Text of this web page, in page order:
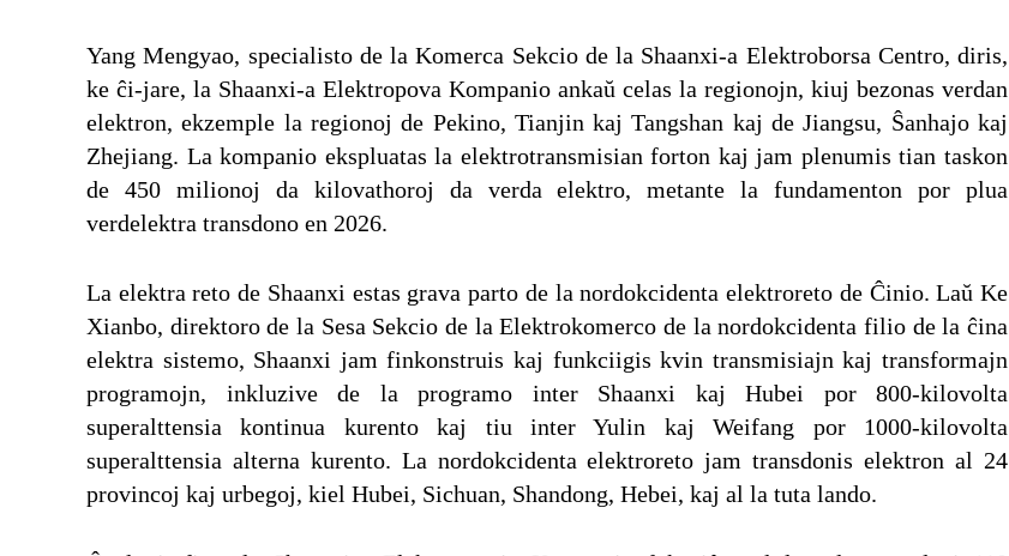
Yang Mengyao, specialisto de la Komerca Sekcio de la Shaanxi-a Elektroborsa Centro, diris,
ke ĉi-jare, la Shaanxi-a Elektropova Kompanio ankaŭ celas la regionojn, kiuj bezonas verdan
elektron, ekzemple la regionoj de Pekino, Tianjin kaj Tangshan kaj de Jiangsu, Ŝanhajo kaj
Zhejiang. La kompanio ekspluatas la elektrotransmisian forton kaj jam plenumis tian taskon
de 450 milionoj da kilovathoroj da verda elektro, metante la fundamenton por plua
verdelektra transdono en 2026.
La elektra reto de Shaanxi estas grava parto de la nordokcidenta elektroreto de Ĉinio. Laŭ Ke
Xianbo, direktoro de la Sesa Sekcio de la Elektrokomerco de la nordokcidenta filio de la ĉina
elektra sistemo, Shaanxi jam finkonstruis kaj funkciigis kvin transmisiajn kaj transformajn
programojn, inkluzive de la programo inter Shaanxi kaj Hubei por 800-kilovolta
superalttensia kontinua kurento kaj tiu inter Yulin kaj Weifang por 1000-kilovolta
superalttensia alterna kurento. La nordokcidenta elektroreto jam transdonis elektron al 24
provincoj kaj urbegoj, kiel Hubei, Sichuan, Shandong, Hebei, kaj al la tuta lando.